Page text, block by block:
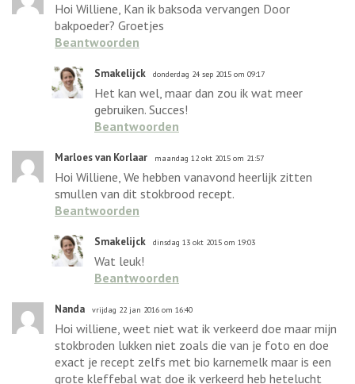
Hoi Williene, Kan ik baksoda vervangen Door
bakpoeder? Groetjes
Beantwoorden
Smakelijck donderdag 24 sep 2015 om 09:17
Het kan wel, maar dan zou ik wat meer
gebruiken. Succes!
Beantwoorden
Marloes van Korlaar maandag 12 okt 2015 om 21:57
Hoi Williene, We hebben vanavond heerlijk zitten
smullen van dit stokbrood recept.
Beantwoorden
Smakelijck dinsdag 13 okt 2015 om 19:03
Wat leuk!
Beantwoorden
Nanda vrijdag 22 jan 2016 om 16:40
Hoi williene, weet niet wat ik verkeerd doe maar mijn
stokbroden lukken niet zoals die van je foto en doe
exact je recept zelfs met bio karnemelk maar is een
grote kleffebal wat doe ik verkeerd heb hetelucht